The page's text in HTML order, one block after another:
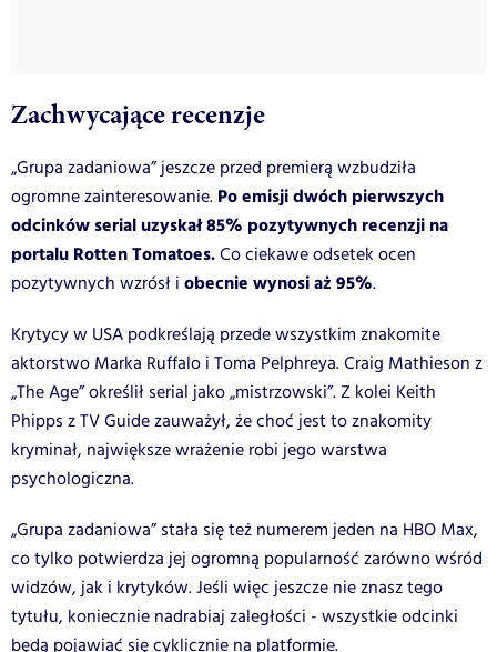
Zachwycające recenzje
„Grupa zadaniowa” jeszcze przed premierą wzbudziła
ogromne zainteresowanie. Po emisji dwóch pierwszych
odcinków serial uzyskał 85% pozytywnych recenzji na
portalu Rotten Tomatoes.Co ciekawe odsetek ocen
pozytywnych wzrósł i obecnie wynosi aż 95%.
Krytycy w USA podkreślają przede wszystkim znakomite
aktorstwo Marka Ruffalo i Toma Pelphreya. Craig Mathieson z
„The Age” określił serial jako „mistrzowski”. Z kolei Keith
Phipps z TV Guide zauważył, że choć jest to znakomity
kryminał, największe wrażenie robi jego warstwa
psychologiczna.
„Grupa zadaniowa” stała się też numerem jeden na HBO Max,
co tylko potwierdza jej ogromną popularność zarówno wśród
widzów, jak i krytyków. Jeśli więc jeszcze nie znasz tego
tytułu, koniecznie nadrabiaj zaległości - wszystkie odcinki
będą pojawiać się cyklicznie na platformie.